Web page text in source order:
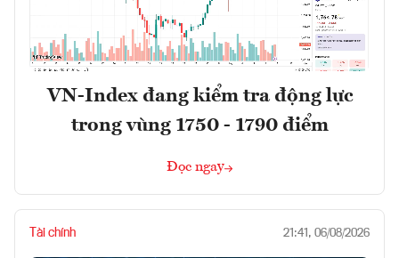
VN-Index đang kiểm tra động lực
trong vùng 1750 - 1790 điểm
Đọc ngay
Tài chính 21:41, 06/08/2026